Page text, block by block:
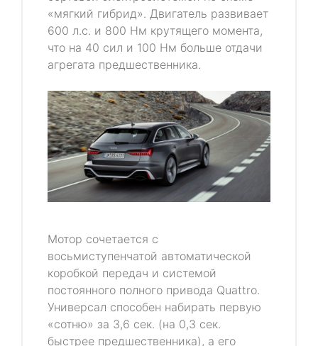
«мягкий гибрид». Двигатель развивает
600 л.с. и 800 Нм крутящего момента,
что на 40 сил и 100 Нм больше отдачи
агрегата предшественника.
Мотор сочетается с
восьмиступенчатой автоматической
коробкой передач и системой
постоянного полного привода Quattro.
Универсал способен набирать первую
«сотню» за 3,6 сек. (на 0,3 сек.
быстрее предшественника), а его